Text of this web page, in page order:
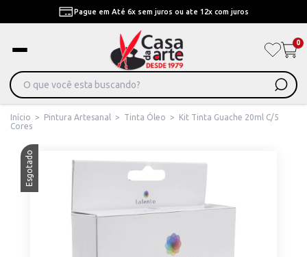
Pague em Até 6x sem juros ou ate 12x com juros
0
Início > Pintura Artesanal > Tinta Óleo >
Kit Tinta Guache 20ml C/5
Cores
Esgotado